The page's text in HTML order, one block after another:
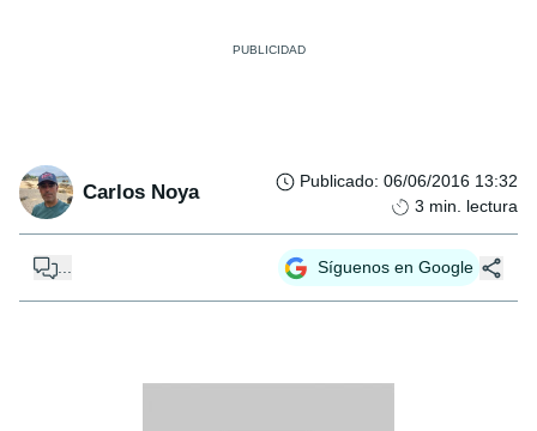
Carlos Noya Publicado: 06/06/2016 13:32
3 min. lectura
Síguenos en Google